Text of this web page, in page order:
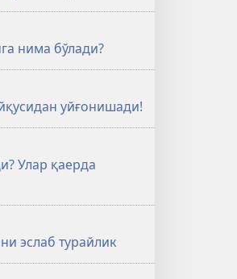
нима бўлади?
уйғонишади!
Улар қаерда
эслаб турайлик